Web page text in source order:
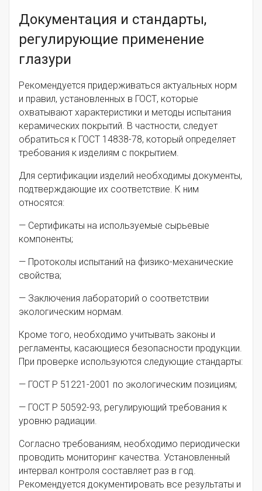
Документация и стандарты,
регулирующие применение
глазури
Рекомендуется придерживаться актуальных норм
и правил, установленных в ГОСТ, которые
охватывают характеристики и методы испытания
керамических покрытий. В частности, следует
обратиться к ГОСТ 14838-78, который определяет
требования к изделиям с покрытием.
Для сертификации изделий необходимы документы,
подтверждающие их соответствие. К ним
относятся:
— Сертификаты на используемые сырьевые
компоненты;
— Протоколы испытаний на физико-механические
свойства;
— Заключения лабораторий о соответствии
экологическим нормам.
Кроме того, необходимо учитывать законы и
регламенты, касающиеся безопасности продукции.
При проверке используются следующие стандарты:
— ГОСТ Р 51221-2001 по экологическим позициям;
— ГОСТ Р 50592-93, регулирующий требования к
уровню радиации.
Согласно требованиям, необходимо периодически
проводить мониторинг качества. Установленный
интервал контроля составляет раз в год.
Рекомендуется документировать все результаты и